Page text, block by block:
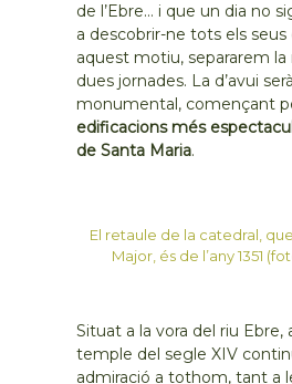
de l’Ebre… i que un dia no
a descobrir-ne tots els
aquest motiu, separarem la
dues jornades. La d’avui
monumental, començant
edificacions més
de Santa Maria.
El retaule de la catedral,
Major, és de l’any 1351
Situat a la vora del riu
temple del segle XIV
admiració a tothom, tant a